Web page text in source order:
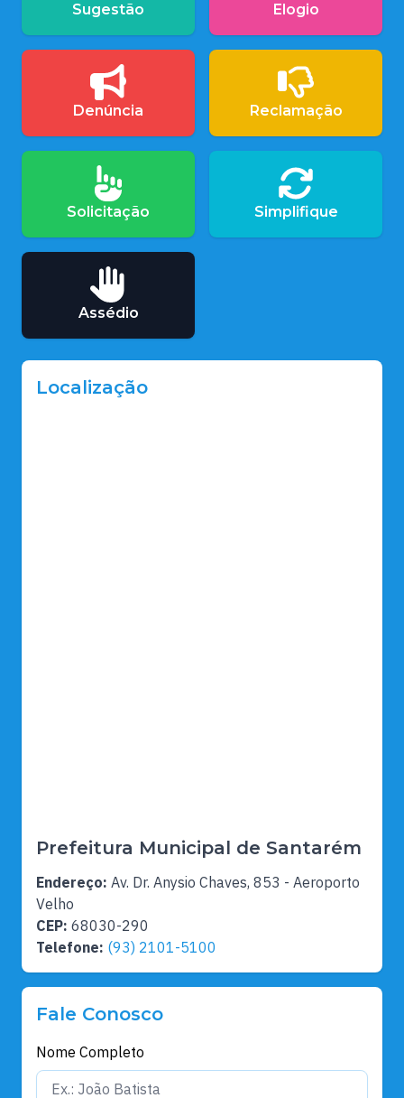
Sugestão Elogio
Denúncia Reclamação
Solicitação Simplifique
Assédio
Localização
Prefeitura Municipal de Santarém
Endereço: Av. Dr. Anysio Chaves, 853 - Aeroporto
Velho
CEP: 68030-290
Telefone: (93) 2101-5100
Fale Conosco
Nome Completo